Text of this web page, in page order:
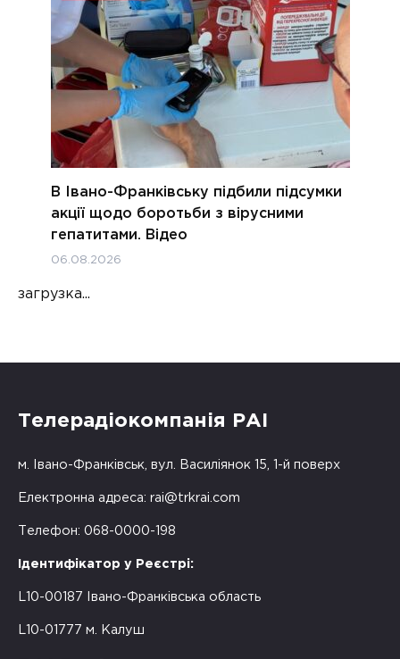
В Івано-Франківську підбили підсумки
акції щодо боротьби з вірусними
гепатитами. Відео
06.08.2026
загрузка...
Телерадіокомпанія РАІ
м. Івано-Франківськ, вул. Василіянок 15, 1-й поверх
Електронна адреса: rai@trkrai.com
Телефон: 068-0000-198
Ідентифікатор у Реєстрі:
L10-00187 Івано-Франківська область
L10-01777 м. Калуш